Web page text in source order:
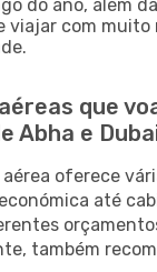
do ano, além
viajar com muito
que
Abha e
oferece
até
também